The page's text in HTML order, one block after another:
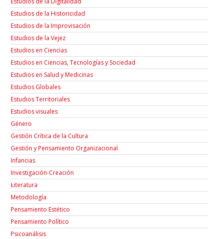
Estudios de la Historicidad
Estudios de la Improvisación
Estudios de la Vejez
Estudios en Ciencias
Estudios en Ciencias, Tecnologías y Sociedad
Estudios en Salud y Medicinas
Estudios Globales
Estudios Territoriales
Estudios visuales
Género
Gestión Crítica de la Cultura
Gestión y Pensamiento Organizacional
Infancias
Investigación-Creación
Łiteratura
Metodología
Pensamiento Estético
Pensamiento Político
Psicoanálisis